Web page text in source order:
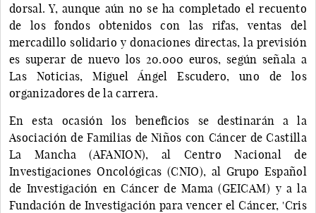
dorsal. Y, aunque aún no se ha completado el recuento
de los fondos obtenidos con las rifas, ventas del
mercadillo solidario y donaciones directas, la previsión
es superar de nuevo los 20.000 euros, según señala a
Las Noticias, Miguel Ángel Escudero, uno de los
organizadores de la carrera.
En esta ocasión los beneficios se destinarán a la
Asociación de Familias de Niños con Cáncer de Castilla
La Mancha (AFANION), al Centro Nacional de
Investigaciones Oncológicas (CNIO), al Grupo Español
de Investigación en Cáncer de Mama (GEICAM) y a la
Fundación de Investigación para vencer el Cáncer, 'Cris